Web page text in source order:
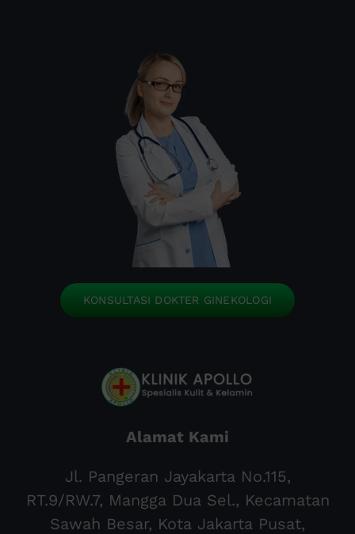
KONSULTASI DOKTER GINEKOLOGI
Alamat Kami
Jl. Pangeran Jayakarta No.115,
RT.9/RW.7, Mangga Dua Sel., Kecamatan
Sawah Besar, Kota Jakarta Pusat,